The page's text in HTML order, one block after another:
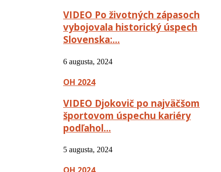
VIDEO Po životných zápasoch
vybojovala historický úspech
Slovenska:…
6 augusta, 2024
OH 2024
VIDEO Djokovič po najväčšom
športovom úspechu kariéry
podľahol…
5 augusta, 2024